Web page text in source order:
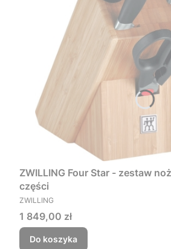
ZWILLING Four Star - zestaw
części
PRODUCENT
ZWILLING
Cena
1 849,00 zł
Do koszyka